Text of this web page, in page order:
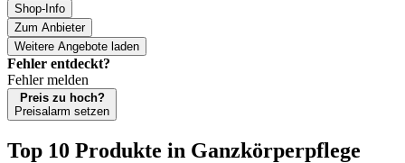
Shop-Info
Zum Anbieter
Weitere Angebote laden
Fehler entdeckt?
Fehler melden
Preis zu hoch?
Preisalarm setzen
Top 10 Produkte in Ganzkörperpflege